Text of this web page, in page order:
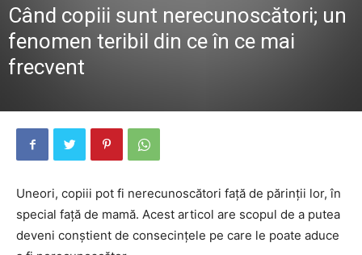
Când copiii sunt nerecunoscători; un
fenomen teribil din ce în ce mai
frecvent
Uneori, copiii pot fi nerecunoscători față de părinții lor, în
special față de mamă. Acest articol are scopul de a putea
deveni conștient de consecințele pe care le poate aduce